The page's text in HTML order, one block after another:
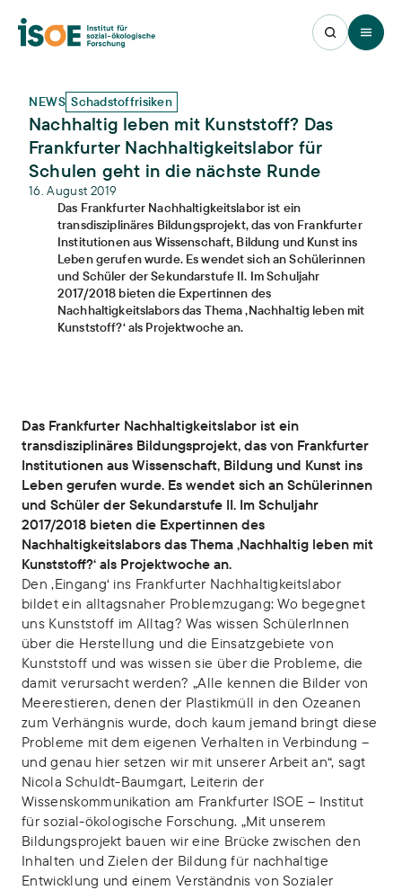
Open
NEWS Schadstoffrisiken
Nachhaltig leben mit Kunststoff? Das
Frankfurter Nachhaltigkeitslabor für
Schulen geht in die nächste Runde
16. August 2019
Das Frankfurter Nachhaltigkeitslabor ist ein
transdisziplinäres Bildungsprojekt, das von Frankfurter
Institutionen aus Wissenschaft, Bildung und Kunst ins
Leben gerufen wurde. Es wendet sich an Schülerinnen
und Schüler der Sekundarstufe II. Im Schuljahr
2017/2018 bieten die Expertinnen des
Nachhaltigkeitslabors das Thema ‚Nachhaltig leben mit
Kunststoff?‘ als Projektwoche an.
Das Frankfurter Nachhaltigkeitslabor ist ein
transdisziplinäres Bildungsprojekt, das von Frankfurter
Institutionen aus Wissenschaft, Bildung und Kunst ins
Leben gerufen wurde. Es wendet sich an Schülerinnen
und Schüler der Sekundarstufe II. Im Schuljahr
2017/2018 bieten die Expertinnen des
Nachhaltigkeitslabors das Thema ‚Nachhaltig leben mit
Kunststoff?‘ als Projektwoche an.
Den ‚Eingang‘ ins Frankfurter Nachhaltigkeitslabor
bildet ein alltagsnaher Problemzugang: Wo begegnet
uns Kunststoff im Alltag? Was wissen SchülerInnen
über die Herstellung und die Einsatzgebiete von
Kunststoff und was wissen sie über die Probleme, die
damit verursacht werden? „Alle kennen die Bilder von
Meerestieren, denen der Plastikmüll in den Ozeanen
zum Verhängnis wurde, doch kaum jemand bringt diese
Probleme mit dem eigenen Verhalten in Verbindung –
und genau hier setzen wir mit unserer Arbeit an“, sagt
Nicola Schuldt-Baumgart, Leiterin der
Wissenskommunikation am Frankfurter ISOE – Institut
für sozial-ökologische Forschung. „Mit unserem
Bildungsprojekt bauen wir eine Brücke zwischen den
Inhalten und Zielen der Bildung für nachhaltige
Entwicklung und einem Verständnis von Sozialer